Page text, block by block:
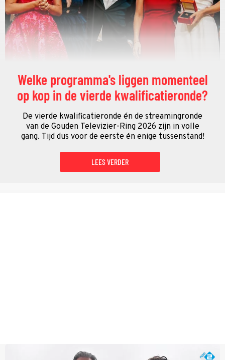
Welke programma's liggen momenteel
op kop in de vierde kwalificatieronde?
De vierde kwalificatieronde én de streamingronde
van de Gouden Televizier-Ring 2026 zijn in volle
gang. Tijd dus voor de eerste én enige tussenstand!
LEES VERDER